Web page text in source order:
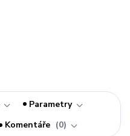
Parametry
Komentáře 0